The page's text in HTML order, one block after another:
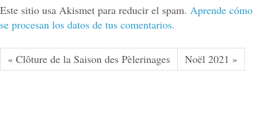
Este sitio usa Akismet para reducir el spam. Aprende cómo
se procesan los datos de tus comentarios.
« Clôture de la Saison des Pèlerinages Noël 2021 »